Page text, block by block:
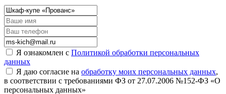
Я ознакомлен с Политикой обработки персональных
данных
Я даю согласие на обработку моих персональных данных,
в соответствии с требованиями ФЗ от 27.07.2006 №152-ФЗ «О
персональных данных»